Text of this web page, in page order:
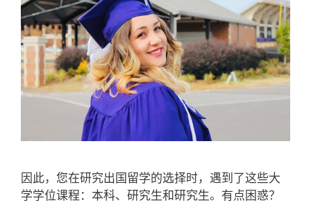
因此，您在研究出国留学的选择时，遇到了这些大
学学位课程：本科、研究生和研究生。有点困惑？